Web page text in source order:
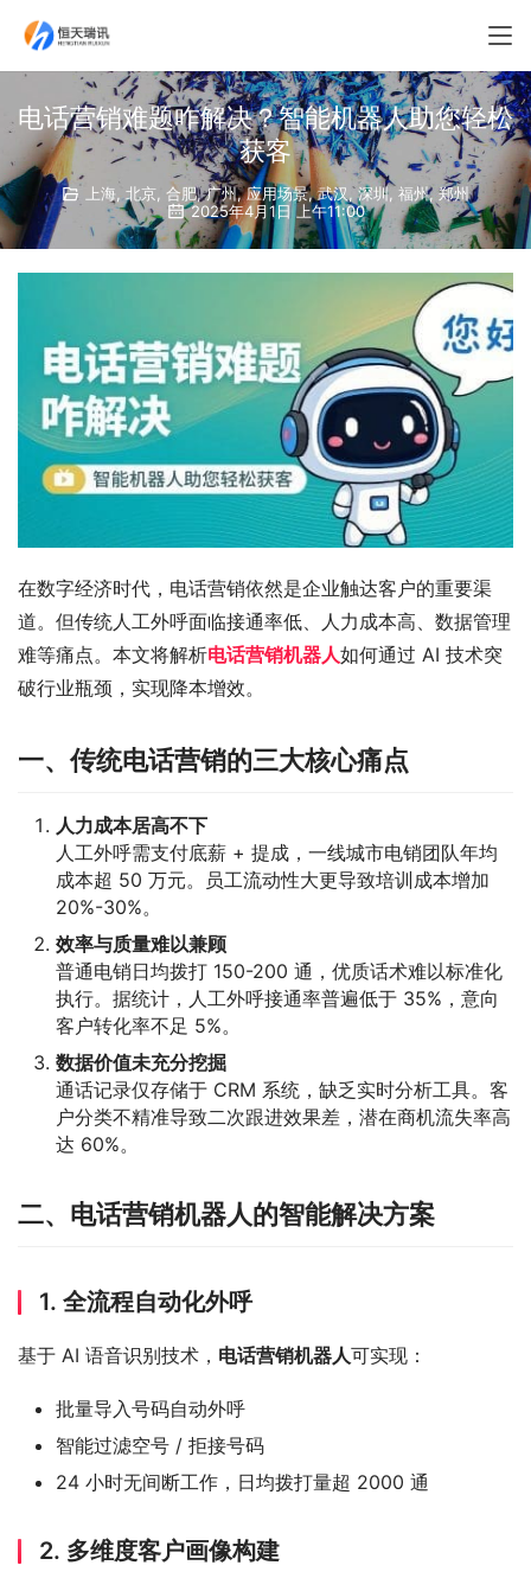
电话营销难题咋解决？智能机器人助您轻松
获客
上海 北京 合肥,广州,应用场景,武汉 ,深圳,福州, 郑州
2025年4月1日 上午11:00
在数字经济时代，电话营销依然是企业触达客户的重要渠
道。但传统人工外呼面临接通率低、人力成本高、数据管理
难等痛点。本文将解析电话营销机器人如何通过 AI 技术突
破行业瓶颈，实现降本增效。
一、传统电话营销的三大核心痛点
人力成本居高不下
人工外呼需支付底薪 + 提成，一线城市电销团队年均
成本超 50 万元。员工流动性大更导致培训成本增加
20%-30%。
效率与质量难以兼顾
普通电销日均拨打 150-200 通，优质话术难以标准化
执行。据统计，人工外呼接通率普遍低于 35%，意向
客户转化率不足 5%。
数据价值未充分挖掘
通话记录仅存储于 CRM 系统，缺乏实时分析工具。客
户分类不精准导致二次跟进效果差，潜在商机流失率高
达 60%。
二、电话营销机器人的智能解决方案
1. 全流程自动化外呼
基于 AI 语音识别技术， 电话营销机器人可实现：
批量导入号码自动外呼
智能过滤空号 / 拒接号码
24 小时无间断工作，日均拨打量超 2000 通
2. 多维度客户画像构建